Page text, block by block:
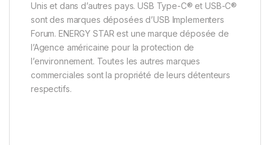
Unis et dans d’autres pays. USB Type-C® et USB-C®
sont des marques déposées d’USB Implementers
Forum. ENERGY STAR est une marque déposée de
l’Agence américaine pour la protection de
l’environnement. Toutes les autres marques
commerciales sont la propriété de leurs détenteurs
respectifs.